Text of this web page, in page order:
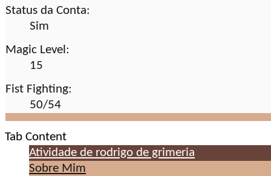
Status da Conta:
Sim
Magic Level:
15
Fist Fighting:
50/54
Tab Content
Atividade de rodrigo de grimeria
Sobre Mim